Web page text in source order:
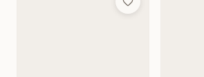
Add to Wish List